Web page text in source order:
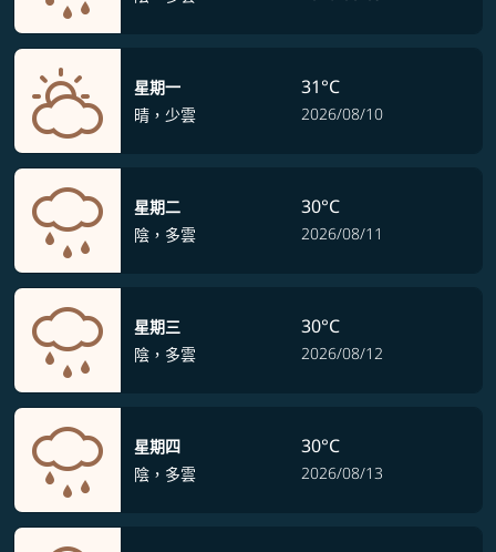
星期一
晴，少雲
31°C
2026/08/10
星期二
陰，多雲
30°C
2026/08/11
星期三
陰，多雲
30°C
2026/08/12
星期四
陰，多雲
30°C
2026/08/13